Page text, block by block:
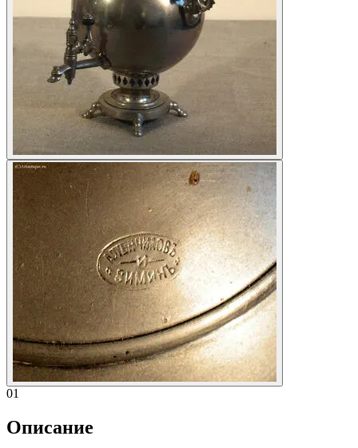
01
Описание